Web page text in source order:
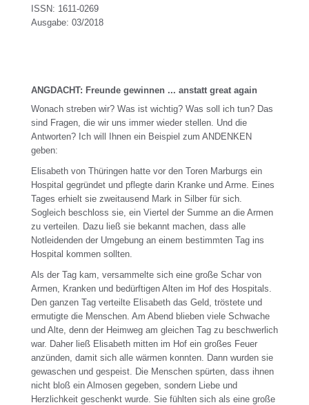
ISSN: 1611-0269
Ausgabe: 03/2018
ANGDACHT: Freunde gewinnen ... anstatt great again
Wonach streben wir? Was ist wichtig? Was soll ich tun? Das
sind Fragen, die wir uns immer wieder stellen. Und die
Antworten? Ich will Ihnen ein Beispiel zum ANDENKEN
geben:
Elisabeth von Thüringen hatte vor den Toren Marburgs ein
Hospital gegründet und pflegte darin Kranke und Arme. Eines
Tages erhielt sie zweitausend Mark in Silber für sich.
Sogleich beschloss sie, ein Viertel der Summe an die Armen
zu verteilen. Dazu ließ sie bekannt machen, dass alle
Notleidenden der Umgebung an einem bestimmten Tag ins
Hospital kommen sollten.
Als der Tag kam, versammelte sich eine große Schar von
Armen, Kranken und bedürftigen Alten im Hof des Hospitals.
Den ganzen Tag verteilte Elisabeth das Geld, tröstete und
ermutigte die Menschen. Am Abend blieben viele Schwache
und Alte, denn der Heimweg am gleichen Tag zu beschwerlich
war. Daher ließ Elisabeth mitten im Hof ein großes Feuer
anzünden, damit sich alle wärmen konnten. Dann wurden sie
gewaschen und gespeist. Die Menschen spürten, dass ihnen
nicht bloß ein Almosen gegeben, sondern Liebe und
Herzlichkeit geschenkt wurde. Sie fühlten sich als eine große